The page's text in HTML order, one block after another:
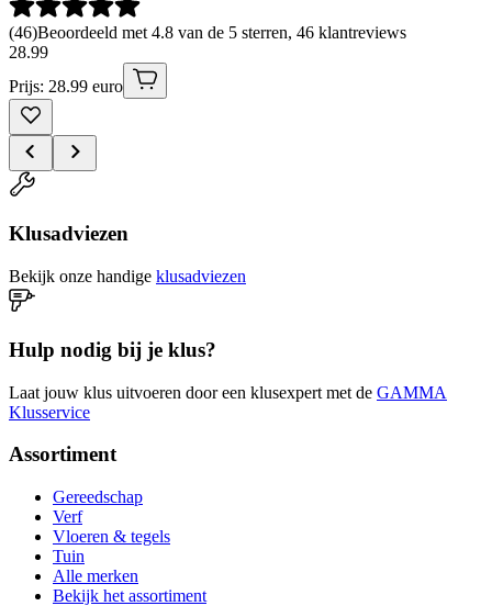
(46)Beoordeeld met 4.8 van de 5 sterren, 46 klantreviews
28.99
Prijs: 28.99 euro
Klusadviezen
Bekijk onze handige klusadviezen
Hulp nodig bij je klus?
Laat jouw klus uitvoeren door een klusexpert met de GAMMA
Klusservice
Assortiment
Gereedschap
Verf
Vloeren & tegels
Tuin
Alle merken
Bekijk het assortiment